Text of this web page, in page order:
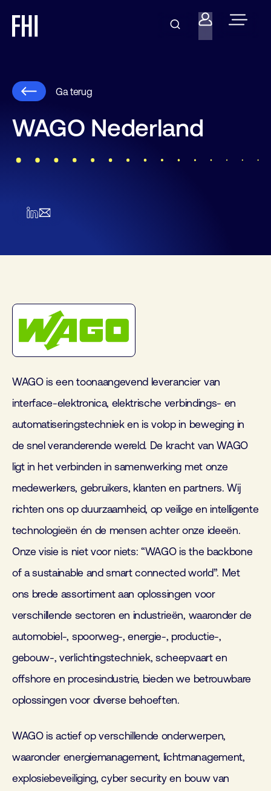
Ga terug
WAGO Nederland
WAGO is een toonaangevend leverancier van
interface-elektronica, elektrische verbindings- en
automatiseringstechniek en is volop in beweging in
de snel veranderende wereld. De kracht van WAGO
ligt in het verbinden in samenwerking met onze
medewerkers, gebruikers, klanten en partners. Wij
richten ons op duurzaamheid, op veilige en intelligente
technologieën én de mensen achter onze ideeën.
Onze visie is niet voor niets: “WAGO is the backbone
of a sustainable and smart connected world”. Met
ons brede assortiment aan oplossingen voor
verschillende sectoren en industrieën, waaronder de
automobiel-, spoorweg-, energie-, productie-,
gebouw-, verlichtingstechniek, scheepvaart en
offshore en procesindustrie, bieden we betrouwbare
oplossingen voor diverse behoeften.
WAGO is actief op verschillende onderwerpen,
waaronder energiemanagement, lichtmanagement,
explosiebeveiliging, cyber security en bouw van